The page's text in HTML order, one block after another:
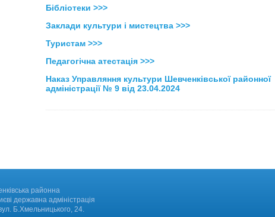
Бібліотеки >>>
Заклади культури і мистецтва >>>
Туристам >>>
Педагогічна атестація >>>
Наказ Управляння культури Шевченківської районної
адміністрації № 9 від 23.04.2024
районна
державна адміністрація
Б.Хмельницького, 24.